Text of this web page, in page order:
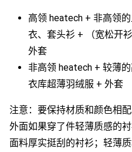
高领 heatech + 非高领
衣、套头衫 + （宽松开
外套
非高领 heatech + 较薄
衣库超薄羽绒服 + 外套
注意：要保持材质和颜色相
外面如果穿了件轻薄质感的
面料厚实挺刮的衬衫；轻薄